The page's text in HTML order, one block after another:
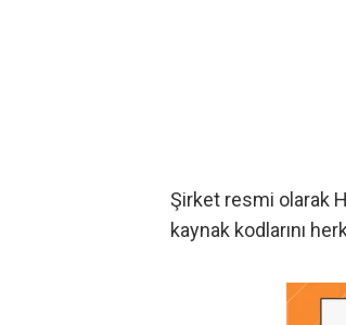
Şirket resmi olarak
kaynak kodlarını